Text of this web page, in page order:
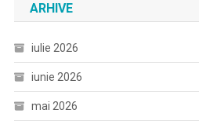
ARHIVE
iulie 2026
iunie 2026
mai 2026